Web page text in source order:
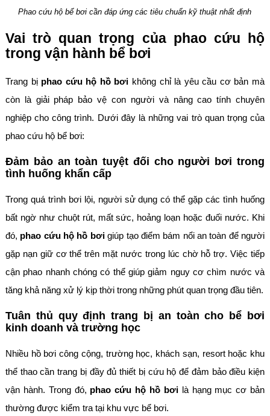
Phao cứu hộ bể bơi cần đáp ứng các tiêu chuẩn kỹ thuật nhất định
Vai trò quan trọng của phao cứu hộ
trong vận hành bể bơi
Trang bị phao cứu hộ hồ bơi không chỉ là yêu cầu cơ bản mà
còn là giải pháp bảo vệ con người và nâng cao tính chuyên
nghiệp cho công trình. Dưới đây là những vai trò quan trọng của
phao cứu hộ bể bơi:
Đảm bảo an toàn tuyệt đối cho người bơi trong
tình huống khẩn cấp
Trong quá trình bơi lội, người sử dụng có thể gặp các tình huống
bất ngờ như chuột rút, mất sức, hoảng loạn hoặc đuối nước. Khi
đó, phao cứu hộ hồ bơigiúp tạo điểm bám nổi an toàn để người
gặp nạn giữ cơ thể trên mặt nước trong lúc chờ hỗ trợ. Việc tiếp
cận phao nhanh chóng có thể giúp giảm nguy cơ chìm nước và
tăng khả năng xử lý kịp thời trong những phút quan trọng đầu tiên.
Tuân thủ quy định trang bị an toàn cho bể bơi
kinh doanh và trường học
Nhiều hồ bơi công cộng, trường học, khách sạn, resort hoặc khu
thể thao cần trang bị đầy đủ thiết bị cứu hộ để đảm bảo điều kiện
vận hành. Trong đó, phao cứu hộ hồ bơilà hạng mục cơ bản
thường được kiểm tra tại khu vực bể bơi.